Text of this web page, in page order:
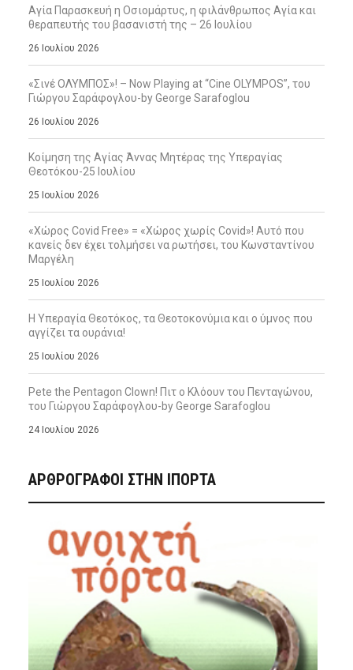
Αγία Παρασκευή η Οσιομάρτυς, η φιλάνθρωπος Αγία και
θεραπευτής του βασανιστή της – 26 Ιουλίου
26 Ιουλίου 2026
«Σινέ ΟΛΥΜΠΟΣ»! – Now Playing at “Cine OLYMPOS”, του
Γιώργου Σαράφογλου-by George Sarafoglou
26 Ιουλίου 2026
Κοίμηση της Αγίας Άννας Μητέρας της Υπεραγίας
Θεοτόκου-25 Ιουλίου
25 Ιουλίου 2026
«Χώρος Covid Free» = «Χώρος χωρίς Covid»! Αυτό που
κανείς δεν έχει τολμήσει να ρωτήσει, του Κωνσταντίνου
Μαργέλη
25 Ιουλίου 2026
Η Υπεραγία Θεοτόκος, τα Θεοτοκονύμια και ο ύμνος που
αγγίζει τα ουράνια!
25 Ιουλίου 2026
Pete the Pentagon Clown! Πιτ ο Κλόουν του Πενταγώνου,
του Γιώργου Σαράφογλου-by George Sarafoglou
24 Ιουλίου 2026
ΑΡΘΡΟΓΡΑΦΟΙ ΣΤΗΝ IΠΟΡΤΑ